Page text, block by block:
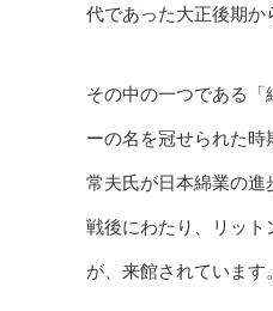
代であった大正後期
その中の一つである
ーの名を冠せられた
常夫氏が日本綿業の
戦後にわたり、リッ
が、来館されています。